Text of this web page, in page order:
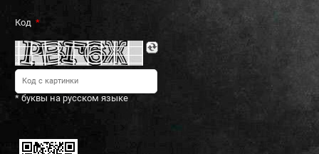
Код
* буквы на русском языке